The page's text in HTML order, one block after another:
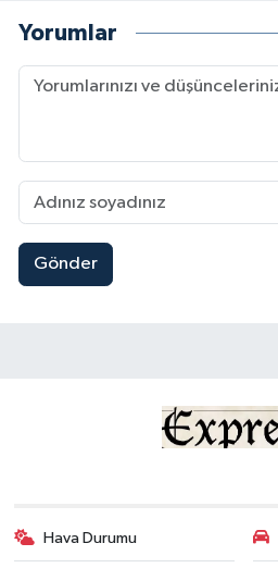
Yorumlar
Gönder
Hava Durumu